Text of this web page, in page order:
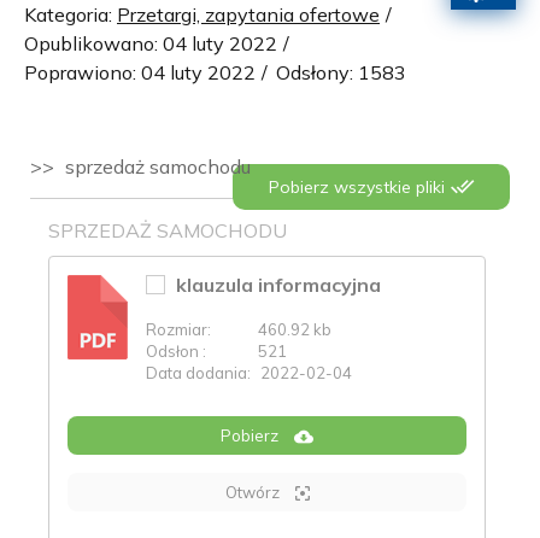
Kategoria: Przetargi, zapytania ofertowe
Opublikowano: 04 luty 2022
Poprawiono: 04 luty 2022
Odsłony: 1583
sprzedaż samochodu
Pobierz wszystkie pliki
SPRZEDAŻ SAMOCHODU
PDF
klauzula informacyjna
Rozmiar:
460.92 kb
Odsłon :
521
Data dodania:
2022-02-04
Pobierz
Otwórz